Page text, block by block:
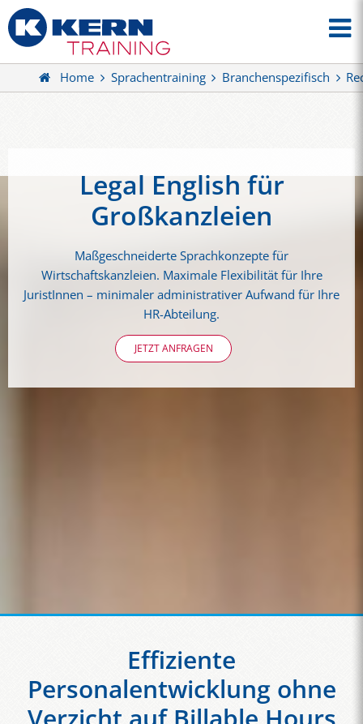
Home Sprachentraining Branchenspezifisch
Legal English für
Großkanzleien
Maßgeschneiderte Sprachkonzepte für
Wirtschaftskanzleien. Maximale Flexibilität für Ihre
JuristInnen – minimaler administrativer Aufwand für Ihre
HR-Abteilung.
JETZT ANFRAGEN
Effiziente
Personalentwicklung ohne